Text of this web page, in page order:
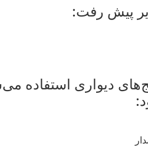
پیش رفت:
دیواری استفاده